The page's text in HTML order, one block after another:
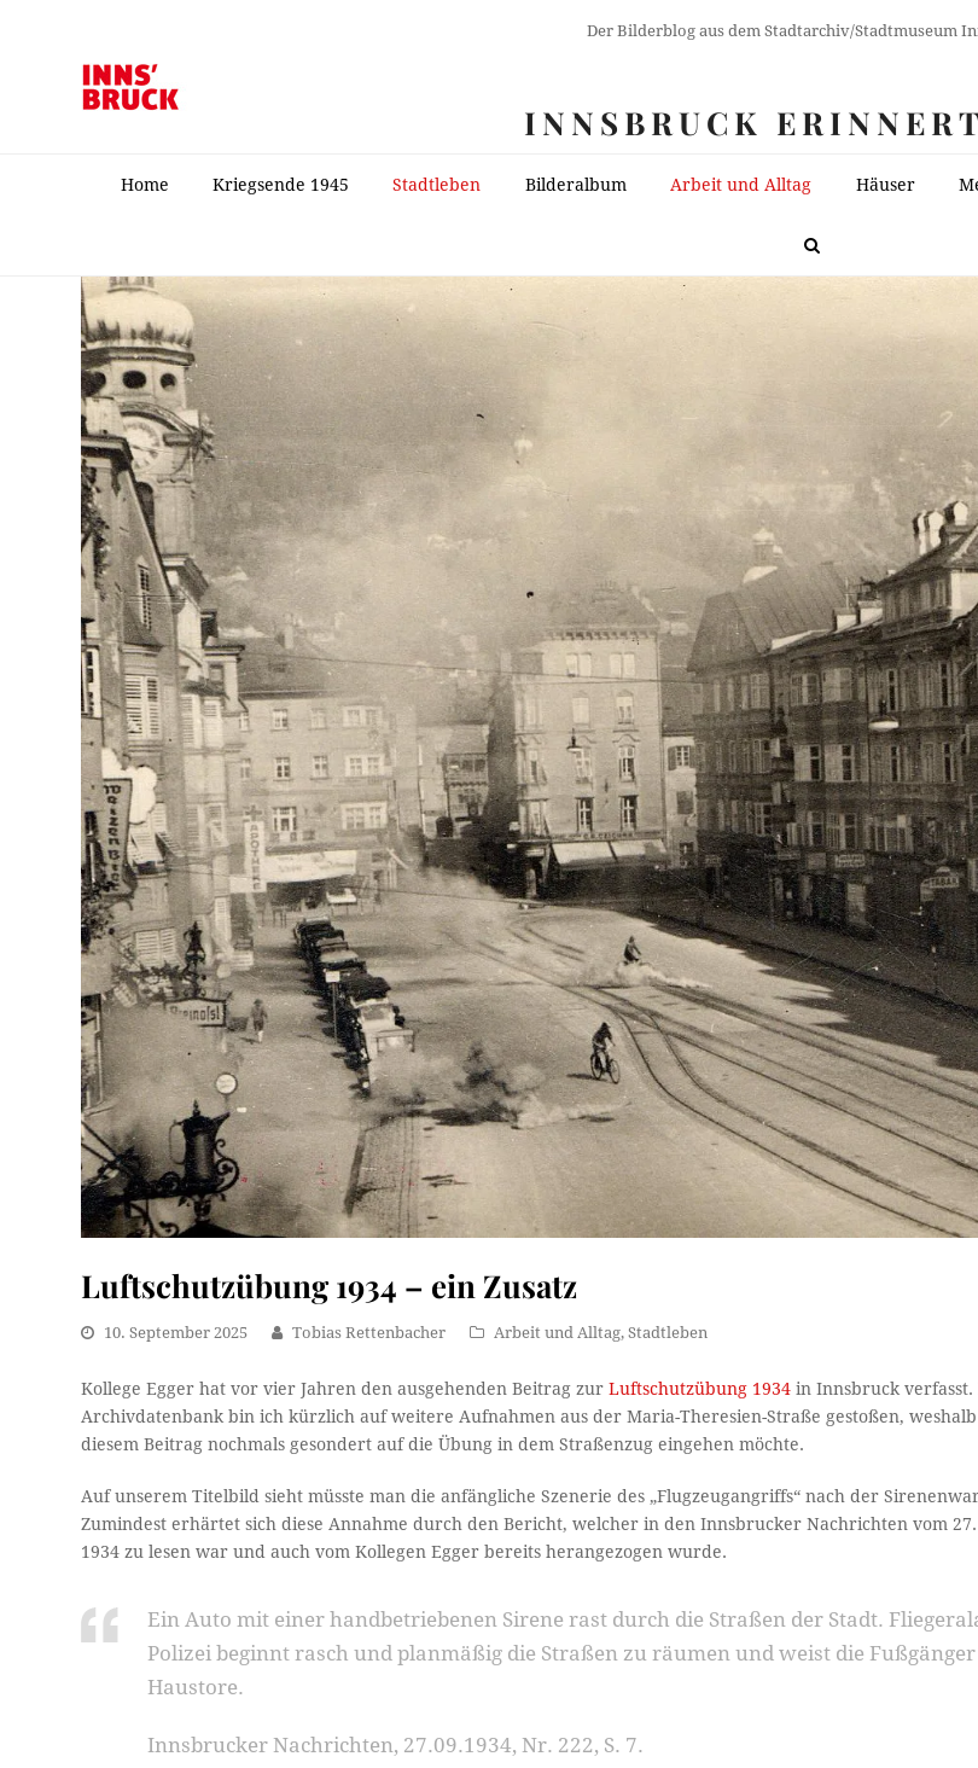
Der Bilderblog aus dem Stadtarchiv/Stadtmuseum
INNSBRUCK
Home Kriegsende 1945 Stadtleben Bilderalbum Arbeit und Alltag Häuser
Luftschutzübung 1934 – ein Zusatz
10. September 2025 Tobias Rettenbacher Arbeit und Alltag,Stadtleben
Kollege Egger hat vor vier Jahren den ausgehenden Beitrag zurLuftschutzübung 1934 in Innsbruck
Archivdatenbank bin ich kürzlich auf weitere Aufnahmen aus der Maria-Theresien-Straße gestoßen,
diesem Beitrag nochmals gesondert auf die Übung in dem Straßenzug eingehen möchte.
Auf unserem Titelbild sieht müsste man die anfängliche Szenerie des „Flugzeugangriffs“ nach der
Zumindest erhärtet sich diese Annahme durch den Bericht, welcher in den Innsbrucker Nachrichten vom
1934 zu lesen war und auch vom Kollegen Egger bereits herangezogen wurde.
Ein Auto mit einer handbetriebenen Sirene rast durch die Straßen der Stadt.
Polizei beginnt rasch und planmäßig die Straßen zu räumen und weist die
Haustore.
Innsbrucker Nachrichten, 27.09.1934, Nr. 222, S. 7.